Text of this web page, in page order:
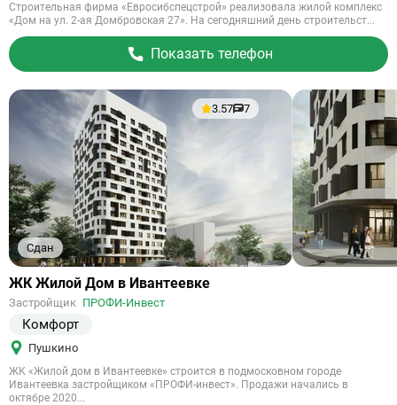
Строительная фирма «Евросибспецстрой» реализовала жилой комплекс
«Дом на ул. 2-ая Домбровская 27». На сегодняшний день строительст...
Показать телефон
Сдан
3.57 7
Ссылка
объект
ЖК Жилой Дом в Ивантеевке
Застройщик ПРОФИ-Инвест
Комфорт
Пушкино
ЖК «Жилой дом в Ивантеевке» строится в подмосковном городе
Ивантеевка застройщиком «ПРОФИ-инвест». Продажи начались в
октябре 2020...